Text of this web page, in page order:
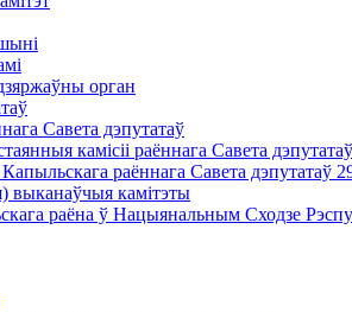
орган
Савета дэпутатаў
камісіі раённага Савета дэпутатаў
раённага Савета дэпутатаў
выканаўчыя камітэты
раёна ў Нацыянальным Сходзе